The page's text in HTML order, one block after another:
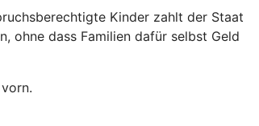
Kinder zahlt der Staat
ohne dass Familien dafür selbst Geld